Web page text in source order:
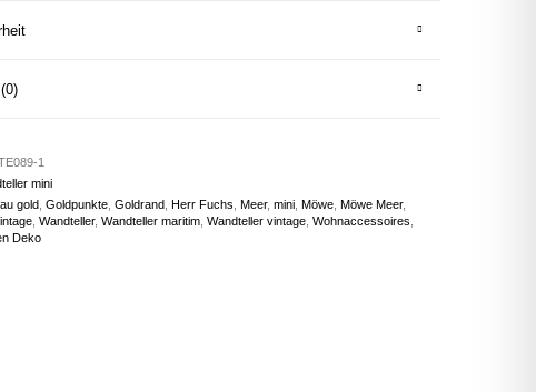
1
mini
gold, Goldpunkte, Goldrand, Herr Fuchs Meer, mini, Möwe, Möwe Meer,
, Wandteller, Wandteller maritim, Wandteller vintage, Wohnaccessoires
Deko